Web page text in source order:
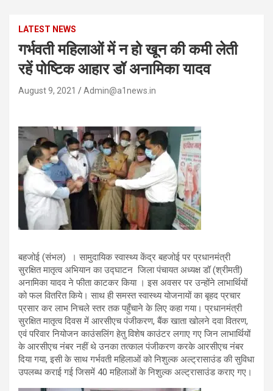
LATEST NEWS
गर्भवती महिलाओं में न हो खून की कमी लेती
रहें पोष्टिक आहार डॉ अनामिका यादव
August 9, 2021 Admin@a1news.in
बहजोई (संभल) । सामुदायिक स्वास्थ्य केंद्र बहजोई पर प्रधानमंत्री
सुरक्षित मातृत्व अभियान का उद्घाटन जिला पंचायत अध्यक्ष डॉ (श्रीमती)
अनामिका यादव ने फीता काटकर किया । इस अवसर पर उन्होंने लाभार्थियों
को फल वितरित किये। साथ ही समस्त स्वास्थ्य योजनायों का बृहद प्रचार
प्रसार कर लाभ निचले स्तर तक पहुँचाने के लिए कहा गया। प्रधानमंत्री
सुरक्षित मातृत्व दिवस में आरसीएच पंजीकरण, बैंक खाता खोलने दवा वितरण,
एवं परिवार नियोजन काउंसलिंग हेतु विशेष काउंटर लगाए गए जिन लाभार्थियों
के आरसीएच नंबर नहीं थे उनका तत्काल पंजीकरण करके आरसीएच नंबर
दिया गया, इसी के साथ गर्भवती महिलाओं को निशुल्क अल्ट्रासाउंड की सुविधा
उपलब्ध कराई गई जिसमें 40 महिलाओं के निशुल्क अल्ट्रासाउंड कराए गए।